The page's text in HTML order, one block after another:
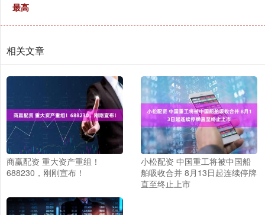
最高
相关文章
商赢配资 重大资产重组！
688230，刚刚宣布！
小松配资 中国重工将被中国船
舶吸收合并 8月13日起连续停牌
直至终止上市